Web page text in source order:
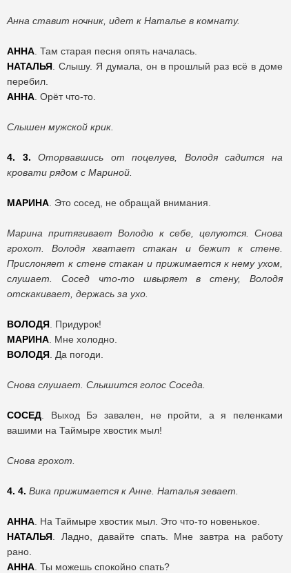
Анна ставит ночник, идет к Наталье в комнату.
АННА . Там старая песня опять началась.
НАТАЛЬЯ . Слышу. Я думала, он в прошлый раз всё в доме
перебил.
АННА . Орёт что-то.
Слышен мужской крик.
4. 3.
Оторвавшись от поцелуев, Володя садится на
кровати рядом с Мариной.
МАРИНА . Это сосед, не обращай внимания.
Марина притягивает Володю к себе, целуются. Снова
грохот. Володя хватает стакан и бежит к стене.
Прислоняет к стене стакан и прижимается к нему ухом,
слушает. Сосед что-то швыряет в стену, Володя
отскакивает, держась за ухо.
ВОЛОДЯ . Придурок!
МАРИНА . Мне холодно.
ВОЛОДЯ . Да погоди.
Снова слушает. Слышится голос Соседа.
СОСЕД . Выход Бэ завален, не пройти, а я пеленками
вашими на Таймыре хвостик мыл!
Снова грохот.
4. 4. Вика прижимается к Анне. Наталья зевает.
АННА . На Таймыре хвостик мыл. Это что-то новенькое.
НАТАЛЬЯ . Ладно, давайте спать. Мне завтра на работу
рано.
АННА . Ты можешь спокойно спать?